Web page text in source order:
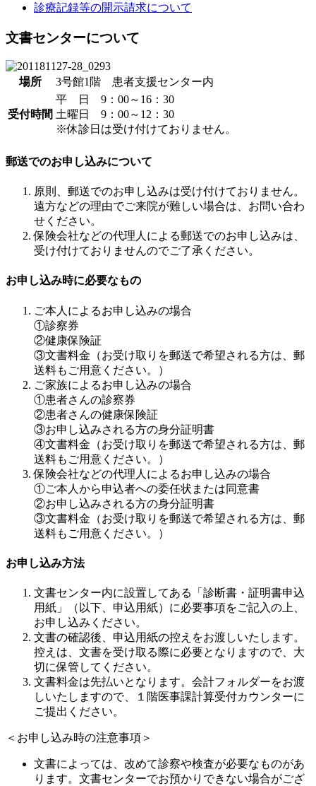
診療記録等の開示請求について
文書センターについて
場所 3号館1階 患者支援センター内
受付時間
平 日 9：00～16：30
土曜日 9：00～12：30
※休診日は受け付けておりません。
郵送でのお申し込みについて
原則、郵送でのお申し込みは受け付けておりません。
遠方などの理由でご来院が難しい場合は、お問い合わ
せください。
保険会社などの代理人による郵送でのお申し込みは、
受け付けておりませんのでご了承ください。
お申し込み時に必要なもの
ご本人によるお申し込みの場合
①診察券
②健康保険証
③文書料金（お受け取りを郵送で希望される方は、郵
送料もご用意ください。）
ご家族によるお申し込みの場合
①患者さんの診察券
②患者さんの健康保険証
③お申し込みされる方の身分証明書
④文書料金（お受け取りを郵送で希望される方は、郵
送料もご用意ください。）
保険会社などの代理人によるお申し込みの場合
①ご本人から申込者への委任状または同意書
②お申し込みされる方の身分証明書
③文書料金（お受け取りを郵送で希望される方は、郵
送料もご用意ください。）
お申し込み方法
文書センター内に設置してある「診断書・証明書申込
用紙」（以下、申込用紙）に必要事項をご記入の上、
お申し込みください。
文書の確認後、申込用紙の控えをお渡しいたします。
控えは、文書を受け取る際に必要となりますので、大
切に保管してください。
文書料金は先払いとなります。会計フォルダーをお渡
しいたしますので、１階医事課計算受付カウンターに
ご提出ください。
＜お申し込み時の注意事項＞
文書によっては、改めて診察や検査が必要なものがあ
ります。文書センターでお預かりできない場合がござ